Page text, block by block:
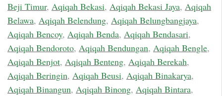
Beji Timur, Aqiqah Bekasi, Aqiqah Bekasi Jaya, Aqiqah
Belawa, Aqiqah Belendung, Aqiqah Belungbangjaya,
Aqiqah Bencoy, Aqiqah Benda, Aqiqah Bendasari,
Aqiqah Bendoroto, Aqiqah Bendungan, Aqiqah Bengle,
Aqiqah Benjot, Aqiqah Benteng, Aqiqah Berekah,
Aqiqah Beringin, Aqiqah Beusi, Aqiqah Binakarya,
Aqiqah Binangun, Aqiqah Binong, Aqiqah Bintara,